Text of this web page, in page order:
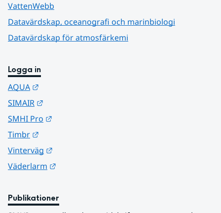
VattenWebb
Datavärdskap, oceanografi och marinbiologi
Datavärdskap för atmosfärkemi
Logga in
AQUA
SIMAIR
SMHI Pro
Timbr
Vinterväg
Väderlarm
Publikationer